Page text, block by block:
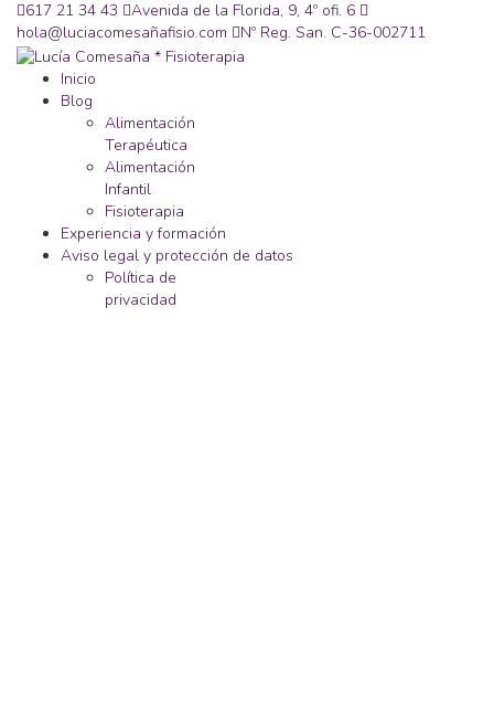
617 21 34 43
Avenida de la Florida, 9, 4º ofi. 6
hola@luciacomesañafisio.com
Nº Reg. San. C-36-002711
Inicio
Blog
Alimentación
Terapéutica
Alimentación
Infantil
Fisioterapia
Experiencia y formación
Aviso legal y protección de datos
Política de
privacidad